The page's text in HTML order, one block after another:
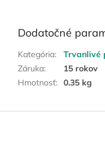
Dodatočné
Kategória:
Trvanlivé
Záruka:
15 rokov
Hmotnosť: 0.35 kg
Z